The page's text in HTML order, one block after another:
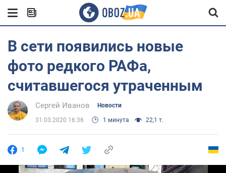
В сети появились новые
фото редкого РАФа,
считавшегося утраченным
Сергей Иванов Новости
31.03.2020 16:36 1 минута 22,1 т.
1